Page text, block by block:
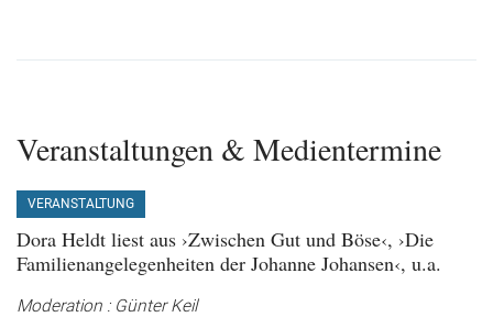
Veranstaltungen & Medientermine
VERANSTALTUNG
Dora Heldt liest aus ›Zwischen Gut und Böse‹, ›Die
Familienangelegenheiten der Johanne Johansen‹, u.a.
Moderation : Günter Keil